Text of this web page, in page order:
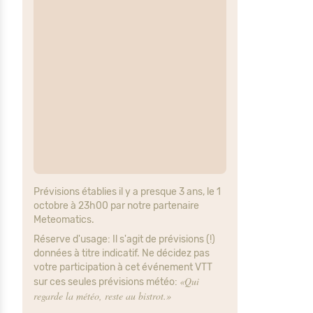
Prévisions établies il y a presque 3 ans, le 1
octobre à 23h00 par notre partenaire
Meteomatics.
Réserve d'usage: Il s'agit de prévisions (!)
données à titre indicatif. Ne décidez pas
votre participation à cet événement VTT
sur ces seules prévisions météo: «Qui
regarde la météo, reste au bistrot.»